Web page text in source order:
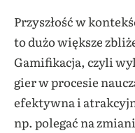
Przyszłość w
to dużo większe
Gamifikacja, czyli
gier w procesie
efektywna i
np. polegać na